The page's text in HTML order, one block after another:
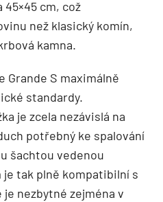
cm, což
než klasický komín,
kamna.
S maximálně
standardy.
je zcela nezávislá na
potřebný ke spalování
šachtou vedenou
tak plně kompatibilní s
nezbytné zejména v